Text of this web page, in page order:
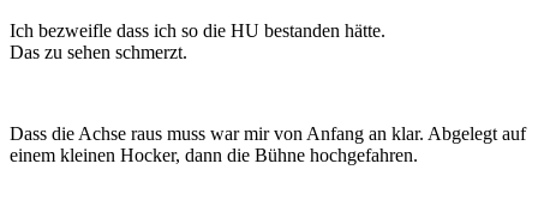
Ich bezweifle dass ich so die HU bestanden hätte.
Das zu sehen schmerzt.
Dass die Achse raus muss war mir von Anfang an klar. Abgelegt auf
einem kleinen Hocker, dann die Bühne hochgefahren.